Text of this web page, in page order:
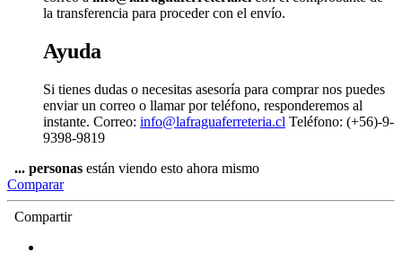
la transferencia para proceder con el envío.
Ayuda
Si tienes dudas o necesitas asesoría para comprar nos puedes
enviar un correo o llamar por teléfono, responderemos al
instante. Correo: info@lafraguaferreteria.cl Teléfono: (+56)-9-
9398-9819
... personas están viendo esto ahora mismo
Comparar
Compartir